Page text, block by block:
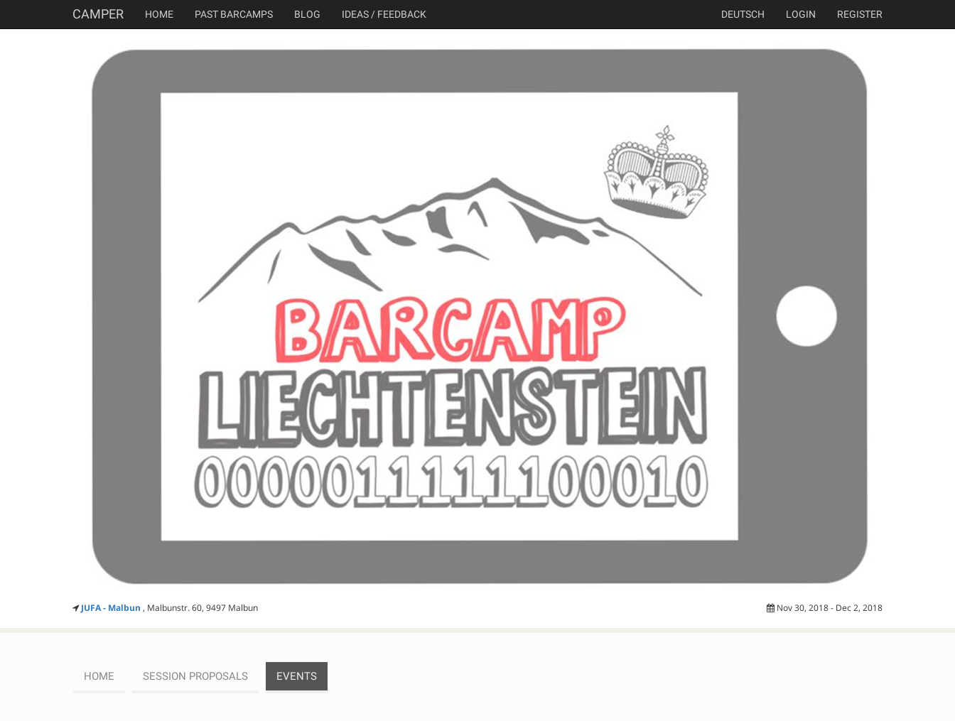
CAMPER HOME PAST BARCAMPS BLOG IDEAS / FEEDBACK DEUTSCH LOGIN REGISTER
JUFA - Malbun , Malbunstr. 60, 9497 Malbun Nov 30, 2018 - Dec 2, 2018
HOME SESSION PROPOSALS EVENTS